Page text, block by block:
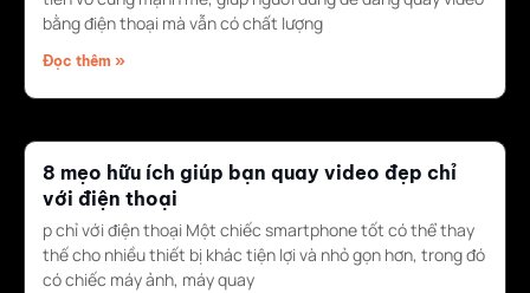
bằng điện thoại mà vẫn có chất lượng
Đọc thêm »
8 mẹo hữu ích giúp bạn quay video đẹp chỉ
với điện thoại
p chỉ với điện thoại Một chiếc smartphone tốt có thể thay
thế cho nhiều thiết bị khác tiện lợi và nhỏ gọn hơn, trong đó
có chiếc máy ảnh, máy quay